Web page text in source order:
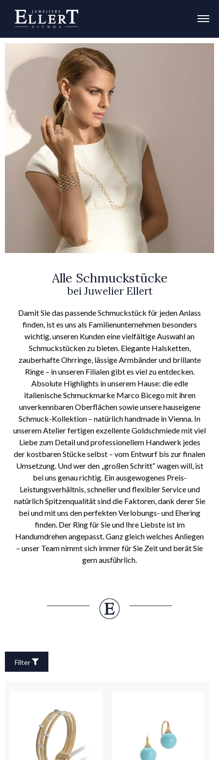
Alle Schmuckstücke
bei Juwelier Ellert
Damit Sie das passende Schmuckstück für jeden Anlass
finden, ist es uns als Familienunternehmen besonders
wichtig, unseren Kunden eine vielfältige Auswahl an
Schmuckstücken zu bieten. Elegante Halsketten,
zauberhafte Ohrringe, lässige Armbänder und brillante
Ringe – in unseren Filialen gibt es viel zu entdecken.
Absolute Highlights in unserem Hause: die edle
italienische Schmuckmarke Marco Bicego mit ihren
unverkennbaren Oberflächen sowie unsere hauseigene
Schmuck-Kollektion – natürlich handmade in Vienna. In
unserem Atelier fertigen exzellente Goldschmiede mit viel
Liebe zum Detail und professionellem Handwerk jedes
der kostbaren Stücke selbst – vom Entwurf bis zur finalen
Umsetzung. Und wer den „großen Schritt“ wagen will, ist
bei uns genau richtig. Ein ausgewogenes Preis-
Leistungsverhältnis, schneller und flexibler Service und
natürlich Spitzenqualität sind die Faktoren, dank derer Sie
bei und mit uns den perfekten Verlobungs- und Ehering
finden. Der Ring für Sie und Ihre Liebste ist im
Handumdrehen angepasst. Ganz gleich welches Anliegen
– unser Team nimmt sich immer für Sie Zeit und berät Sie
gern ausführlich.
Filter